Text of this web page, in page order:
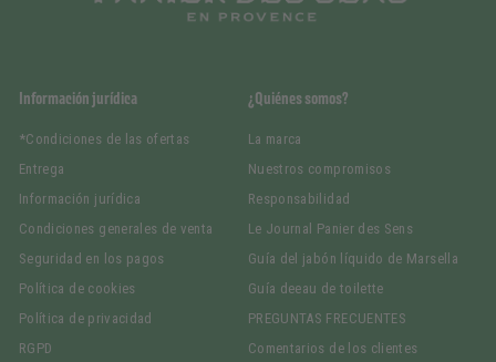
Información jurídica
*Condiciones de las ofertas
Entrega
Información jurídica
Condiciones generales de venta
Seguridad en los pagos
Política de cookies
Política de privacidad
RGPD
¿Quiénes somos?
La marca
Nuestros compromisos
Responsabilidad
Le Journal Panier des Sens
Guía del jabón líquido de Marsella
Guía deeau de toilette
PREGUNTAS FRECUENTES
Comentarios de los clientes